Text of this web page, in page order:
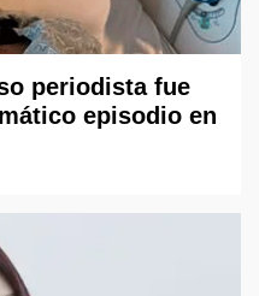
periodista fue
episodio en